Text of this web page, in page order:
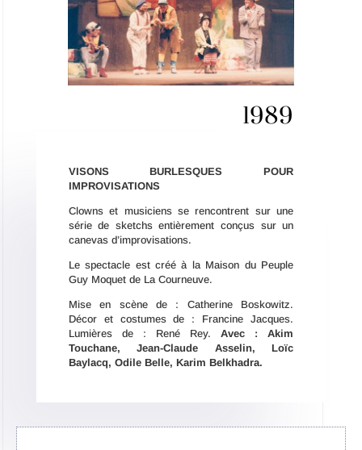
1989
VISONS BURLESQUES POUR
IMPROVISATIONS
Clowns et musiciens se rencontrent sur une
série de sketchs entièrement conçus sur un
canevas d’improvisations.
Le spectacle est créé à la Maison du Peuple
Guy Moquet de La Courneuve.
Mise en scène de : Catherine Boskowitz.
Décor et costumes de : Francine Jacques.
Lumières de : René Rey. Avec : Akim
Touchane, Jean-Claude Asselin, Loïc
Baylacq, Odile Belle, Karim Belkhadra.